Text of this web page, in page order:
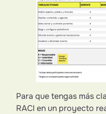
Para que tengas más
RACI en un proyecto